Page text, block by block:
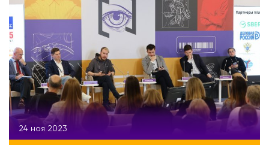
24 ноя 2023